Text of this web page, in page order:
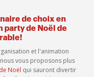
de choix en
party de Noël de
et l'animation
vous proposons plus
Noël qui sauront divertir